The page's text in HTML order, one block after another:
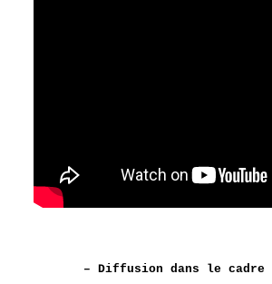
– Diffusion dans le cadre